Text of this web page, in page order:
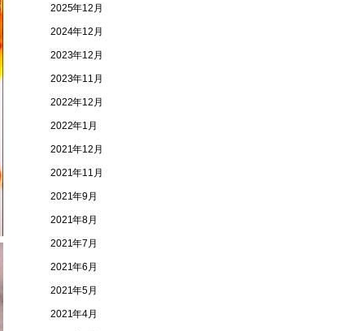
2025年12月
2024年12月
2023年12月
2023年11月
2022年12月
2022年1月
2021年12月
2021年11月
2021年9月
2021年8月
2021年7月
2021年6月
2021年5月
2021年4月